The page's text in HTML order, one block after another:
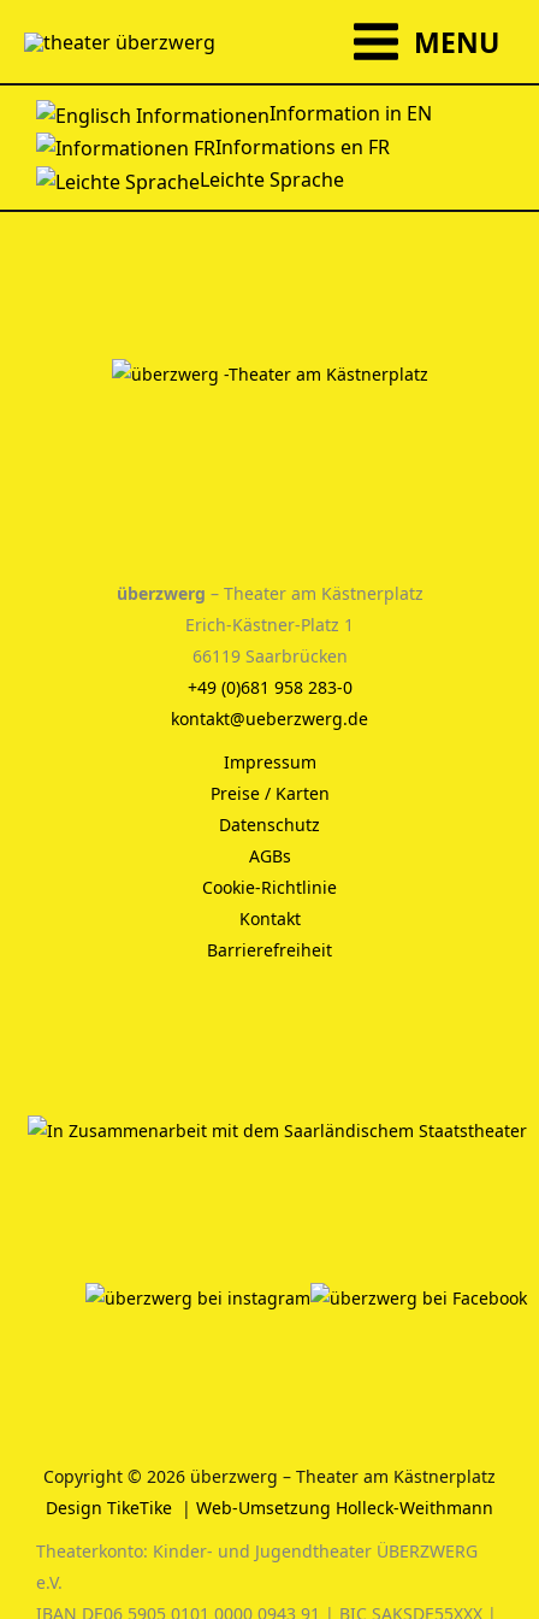
Inhalt
springen
MENU
Information in EN
Informations en FR
Leichte Sprache
überzwerg – Theater am Kästnerplatz
Erich-Kästner-Platz 1
66119 Saarbrücken
+49 (0)681 958 283-0
kontakt@ueberzwerg.de
Impressum
Preise / Karten
Datenschutz
AGBs
Cookie-Richtlinie
Kontakt
Barrierefreiheit
Copyright © 2026 überzwerg – Theater am Kästnerplatz
Design TikeTike | Web-Umsetzung Holleck-Weithmann
Theaterkonto: Kinder- und Jugendtheater ÜBERZWERG
e.V.
IBAN DE06 5905 0101 0000 0943 91 | BIC SAKSDE55XXX |